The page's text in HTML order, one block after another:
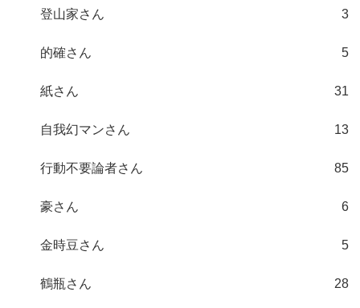
登山家さん 3
的確さん 5
紙さん 31
自我幻マンさん 13
行動不要論者さん 85
豪さん 6
金時豆さん 5
鶴瓶さん 28